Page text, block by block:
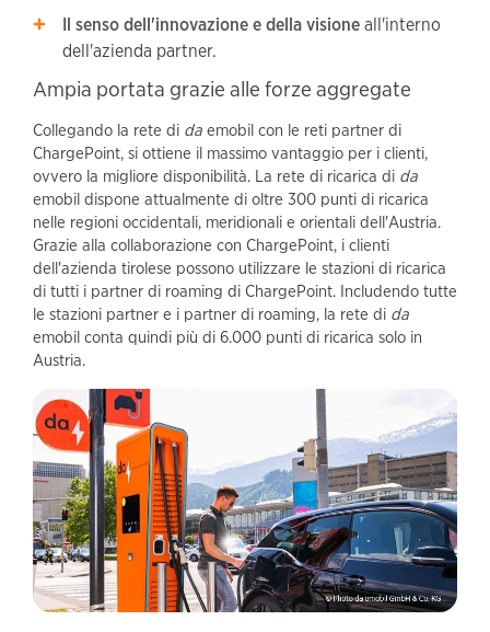
Il senso dell'innovazione e della visione all'interno
dell'azienda partner.
Ampia portata grazie alle forze aggregate
Collegando la rete di da emobil con le reti partner di
ChargePoint, si ottiene il massimo vantaggio per i clienti,
ovvero la migliore disponibilità. La rete di ricarica di da
emobil dispone attualmente di oltre 300 punti di ricarica
nelle regioni occidentali, meridionali e orientali dell'Austria.
Grazie alla collaborazione con ChargePoint, i clienti
dell'azienda tirolese possono utilizzare le stazioni di ricarica
di tutti i partner di roaming di ChargePoint. Includendo tutte
le stazioni partner e i partner di roaming, la rete di da
emobil conta quindi più di 6.000 punti di ricarica solo in
Austria.